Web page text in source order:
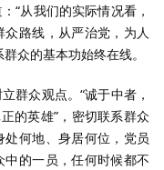
“从我们的实际情况看，
路线，从严治党，为人
众的基本功始终在线。
群众观点。“诚于中者，
的英雄”，密切联系群众
何地、身居何位，党员
的一员，任何时候都不